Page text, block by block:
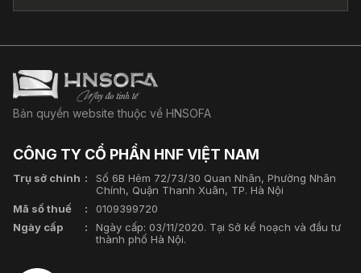
Bản quyền website thuộc về HNSOFA
CÔNG TY CỔ PHẦN HNF VIỆT NAM
Trụ sở chính
Số 6B Hẻm 72/73/30 Quan Nhân, Phường Nhân
Chính, Quận Thanh Xuân, TP. Hà Nội
Mã số thuế
0109399720
Ngày cấp
Ngày cấp: 03/11/2020. Tại Sở kế hoạch và đầu tư
thành phố Hà Nội.